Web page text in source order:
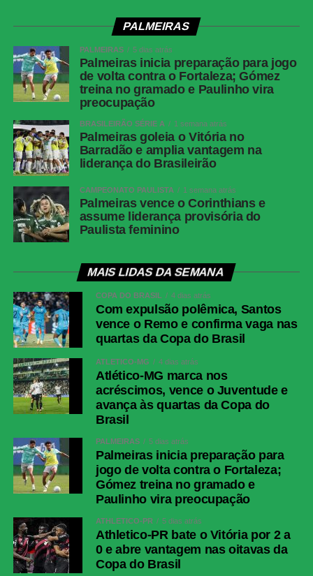
Cucurella; Caicedo, Reece James (Dewsbury-Hall) e
Enzo Fernández (Andrey Santos); Cole Palmer, Pedro
Neto (Nkunku) e João Pedro (Delap). Técnico:Enzo
PSG:Donnarumma; Hakimi (Mayulu), Marquinhos,
Beraldo e Nuno Mendes; Vitinha, João Neves e Fabián
Ruiz (Zaire-Emery); Doué (Gonçalo Ramos),
Kvaratskhelia (Barcola) e Dembélé. Técnico:
Enrique.
COMENTE ABAIXO:
WhatsApp
Facebook
Twitter
Messenger
LinkedIn
Share
PALMEIRAS
PALMEIRAS 5 dias atrás
Palmeiras inicia preparação para jogo
de volta contra o Fortaleza; Gómez
treina no gramado e Paulinho vira
preocupação
BRASILEIRÃO SÉRIE A 1 semana atrás
Palmeiras goleia o Vitória no
Barradão e amplia vantagem na
liderança do Brasileirão
CAMPEONATO PAULISTA 1 semana atrás
Palmeiras vence o Corinthians e
assume liderança provisória do
Paulista feminino
MAIS LIDAS DA SEMANA
COPA DO BRASIL 4 dias atrás
Com expulsão polêmica, Santos
vence o Remo e confirma vaga nas
quartas da Copa do Brasil
ATLÉTICO-MG 4 dias atrás
Atlético-MG marca nos
acréscimos, vence o Juventude e
avança às quartas da Copa do
Brasil
PALMEIRAS 5 dias atrás
Palmeiras inicia preparação para
jogo de volta contra o Fortaleza;
Gómez treina no gramado e
Paulinho vira preocupação
ATHLETICO-PR 5 dias atrás
Athletico-PR bate o Vitória por 2 a
0 e abre vantagem nas oitavas da
Copa do Brasil